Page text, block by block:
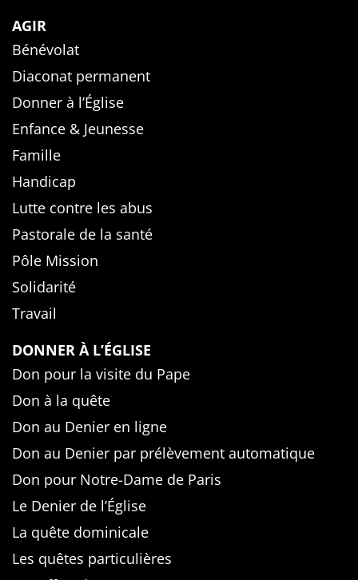
AGIR
Bénévolat
Diaconat permanent
Donner à l’Église
Enfance & Jeunesse
Famille
Handicap
Lutte contre les abus
Pastorale de la santé
Pôle Mission
Solidarité
Travail
DONNER À L’ÉGLISE
Don pour la visite du Pape
Don à la quête
Don au Denier en ligne
Don au Denier par prélèvement automatique
Don pour Notre-Dame de Paris
Le Denier de l’Église
La quête dominicale
Les quêtes particulières